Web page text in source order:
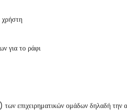
χρήστη
για το ράφι
επιχειρηματικών ομάδων δηλαδή την